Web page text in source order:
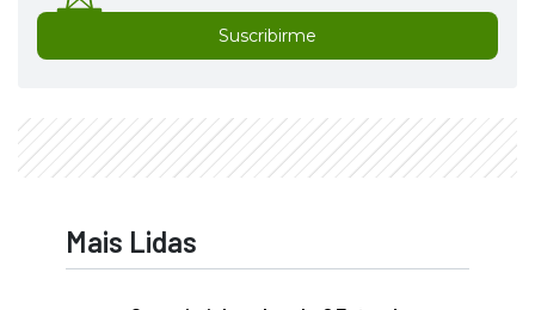
Suscribirme
Mais Lidas